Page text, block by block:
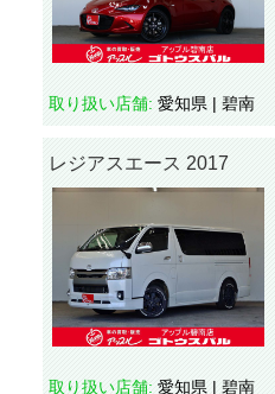
取り扱い店舗: 愛知県 | 碧南
レジアスエース 2017
取り扱い店舗: 愛知県 | 碧南